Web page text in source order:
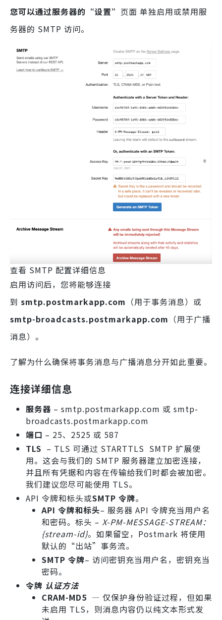
您可以通过服务器的“设置” 页面 单独启用或禁用服
务器的 SMTP 访问。
查看 SMTP 配置详细信息
启用访问后，您将能够连接
到 smtp.postmarkapp.com （用于事务消息）或
smtp-broadcasts.postmarkapp.com （用于广播
消息）。
了解为什么确保将事务消息与广播消息分开如此重要。
连接详细信息
服务器 – smtp.postmarkapp.com 或 smtp-
broadcasts.postmarkapp.com
端口 – 25、2525 或 587
TLS – TLS 可通过 STARTTLS SMTP 扩展使
用。这会与我们的 SMTP 服务器建立加密连接，
并且所有凭据和内容在传输给我们时都会被加密。
我们建议您尽可能使用 TLS。
API 令牌和标头或SMTP 令牌。
API 令牌和标头– 服务器 API 令牌充当用户名
和密码。标头 – X-PM-MESSAGE-STREAM：
{stream-id}。如果留空，Postmark 将使用
默认的“出站”事务流。
SMTP 令牌– 访问密钥充当用户名，密钥充当
密码。
令牌 认证方法
CRAM-MD5 — 仅保护身份验证过程，但如果
未启用 TLS，则消息内容仍以纯文本形式发